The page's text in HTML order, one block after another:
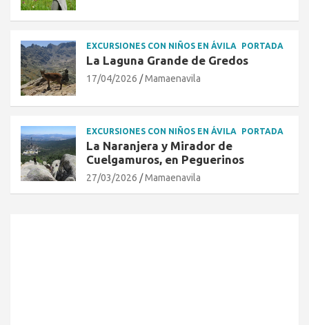
EXCURSIONES CON NIÑOS EN ÁVILA PORTADA
La Laguna Grande de Gredos
17/04/2026 Mamaenavila
EXCURSIONES CON NIÑOS EN ÁVILA PORTADA
La Naranjera y Mirador de
Cuelgamuros, en Peguerinos
27/03/2026 Mamaenavila